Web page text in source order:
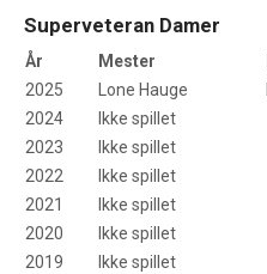
Superveteran Damer
År Mester
2025
Lone Hauge
2024
Ikke spillet
2023
Ikke spillet
2022
Ikke spillet
2021
Ikke spillet
2020
Ikke spillet
2019
Ikke spillet